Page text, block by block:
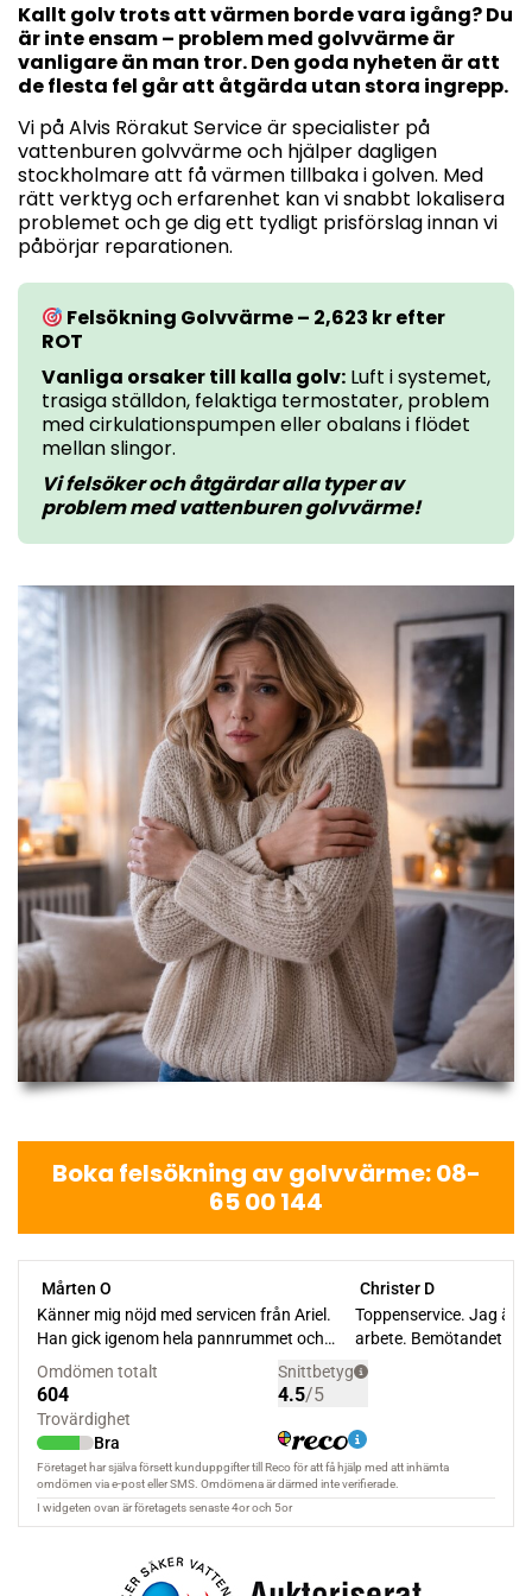
Kallt golv trots att värmen borde vara igång? Du
är inte ensam – problem med golvvärme är
vanligare än man tror. Den goda nyheten är att
de flesta fel går att åtgärda utan stora ingrepp.
Vi på Alvis Rörakut Service är specialister på
vattenburen golvvärme och hjälper dagligen
stockholmare att få värmen tillbaka i golven. Med
rätt verktyg och erfarenhet kan vi snabbt lokalisera
problemet och ge dig ett tydligt prisförslag innan vi
påbörjar reparationen.
Felsökning Golvvärme – 2,623 kr efter
ROT
Vanliga orsaker till kalla golv: Luft i systemet,
trasiga ställdon, felaktiga termostater, problem
med cirkulationspumpen eller obalans i flödet
mellan slingor.
Vi felsöker och åtgärdar alla typer av
problem med vattenburen golvvärme!
Boka felsökning av golvvärme: 08-
65 00 144